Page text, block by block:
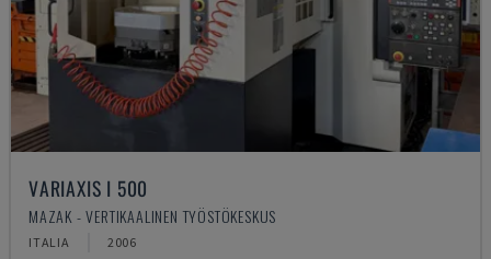
VARIAXIS I 500
MAZAK - VERTIKAALINEN TYÖSTÖKESKUS
ITALIA 2006